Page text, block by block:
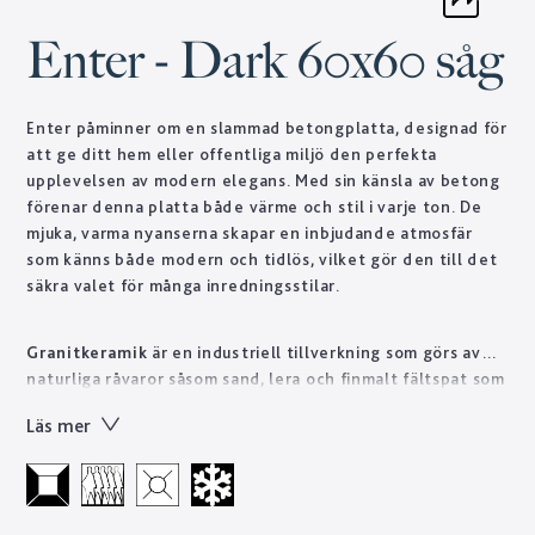
Enter - Dark 60x60 såg
Enter påminner om en slammad betongplatta, designad för
att ge ditt hem eller offentliga miljö den perfekta
upplevelsen av modern elegans. Med sin känsla av betong
förenar denna platta både värme och stil i varje ton. De
mjuka, varma nyanserna skapar en inbjudande atmosfär
som känns både modern och tidlös, vilket gör den till det
säkra valet för många inredningsstilar.
Granitkeramik är en industriell tillverkning som görs av
naturliga råvaror såsom sand, lera och finmalt fältspat som
temperaturer. På detta vis får man fram en stenprodukt på
Tekniskt sett är granitkeramik ett starkt material som är
lätt att sköta till skillnad från natursten som ofta kräver
Läs mer